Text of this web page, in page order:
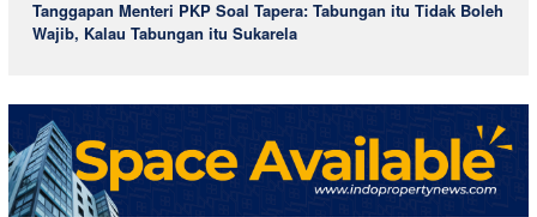
Tanggapan Menteri PKP Soal Tapera: Tabungan itu Tidak Boleh
Wajib, Kalau Tabungan itu Sukarela